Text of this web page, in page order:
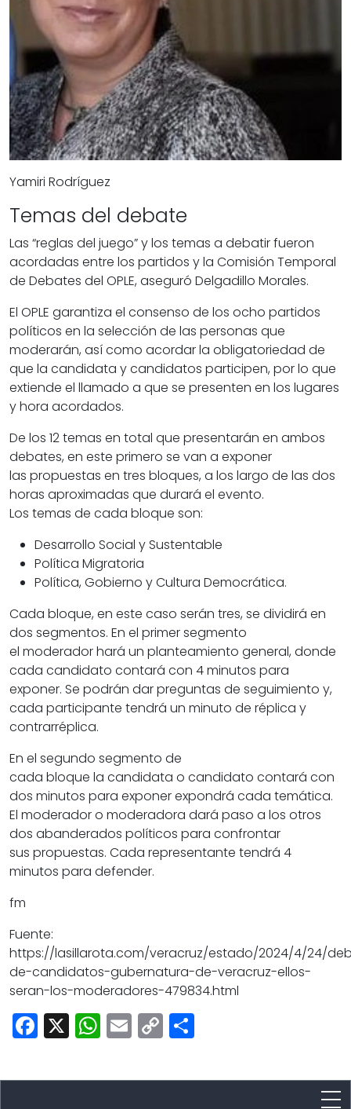
Yamiri Rodríguez
Temas del debate
Las “reglas del juego” y los temas a debatir fueron
acordadas entre los partidos y la Comisión Temporal
de Debates del OPLE, aseguró Delgadillo Morales.
El OPLE garantiza el consenso de los ocho partidos
políticos en la selección de las personas que
moderarán, así como acordar la obligatoriedad de
que la candidata ycandidatos participen, por lo que
extiende el llamado a que se presenten en los lugares
y hora acordados.
De los 12temas en total que presentarán en ambos
debates, en este primero se van a exponer
las propuestas en tres bloques, a los largo de las dos
horas aproximadas que durará el evento.
Los temas de cada bloque son:
Desarrollo Social y Sustentable
Política Migratoria
Política, Gobierno y Cultura Democrática.
Cada bloque, en este caso serán tres, se dividirá en
dos segmentos. En el primer segmento
el moderador hará un planteamiento general, donde
cada candidato contará con 4 minutos para
exponer. Se podrán dar preguntas de seguimiento y,
cada participante tendrá un minuto de réplica y
contrarréplica.
En el segundo segmento de
cada bloque la candidata o candidato contará con
dos minutos para exponer expondrá cada temática.
El moderadoro moderadora dará paso a los otros
dos abanderados políticos para confrontar
sus propuestas. Cada representante tendrá 4
minutos para defender.
fm
Fuente:
https://lasillarota.com/veracruz/estado/2024/4/24/
de-candidatos-gubernatura-de-veracruz-ellos-
seran-los-moderadores-479834.html
Facebook
X WhatsApp
Email
Copy
Link